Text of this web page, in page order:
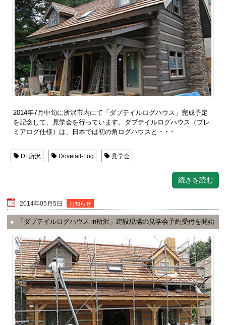
2014年7月中旬に所沢市内にて「ダブテイルログハウス」完成予定
を記念して、見学会を行っています。ダブテイルログハウス（プレ
ミアログ仕様）は、日本では初の角ログハウスと ･ ･ ･
DL所沢 Dovetail-Log 見学会
続きを読む
2014年05月5日 お知らせ
「ダブテイルログハウス in所沢」建設現場の見学会予約受付を開始